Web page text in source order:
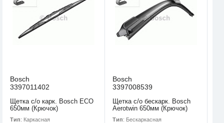
Bosch
3397011402
Щетка с/о карк. Bosch ECO
650мм (Крючок)
Тип: Каркасная
Bosch
3397008539
Щетка с/о бескарк. Bosch
Aerotwin 650мм (Крючок)
Тип: Бескаркасная